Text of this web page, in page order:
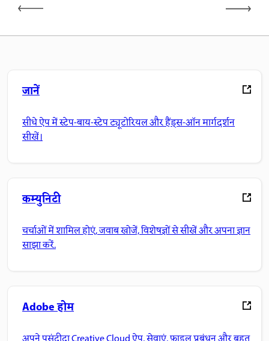
जानें
सीधे ऐप में स्टेप-बाय-स्टेप ट्यूटोरियल और हैंड्स-ऑन मार्गदर्शन
सीखें।
कम्युनिटी
चर्चाओं में शामिल होएं, जवाब खोजें, विशेषज्ञों से सीखें और अपना ज्ञान
साझा करें.
Adobe होम